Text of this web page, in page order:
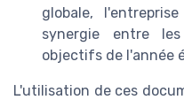
globale,
synergie entre
objectifs de l'année
L'utilisation de ces